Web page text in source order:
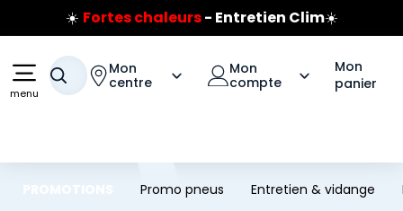
Aller au contenu principal
Aller à la navigation
Prix coûtant pneus Bridgestone
🔥Extincteur :réflexe sécurité🔥
Jusqu'à 120€ remboursés sur les pneus Bridgestone
menu
Votre recherche
Mon
centre
Mon
compte
Mon
panier
Promo pneus Entretien & vidange